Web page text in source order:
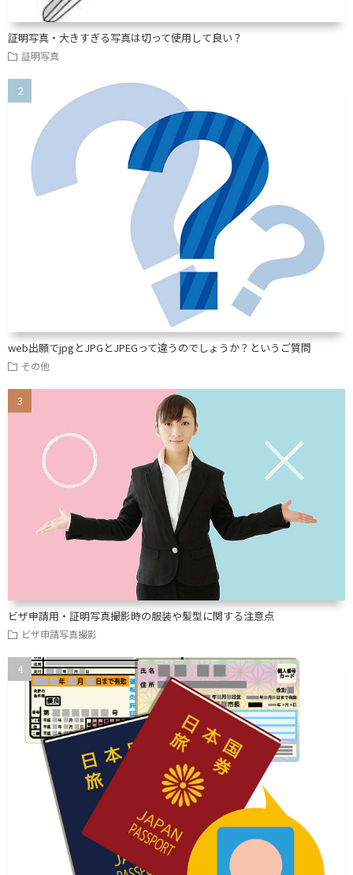
証明写真・大きすぎる写真は切って使用して良い？
証明写真
web出願でjpgとJPGとJPEGって違うのでしょうか？というご質問
その他
ビザ申請用・証明写真撮影時の服装や髪型に関する注意点
ビザ申請写真撮影